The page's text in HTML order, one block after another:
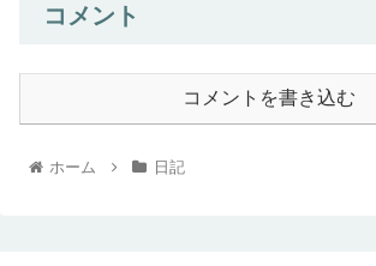
コメント
コメントを書き込む
ホーム 日記